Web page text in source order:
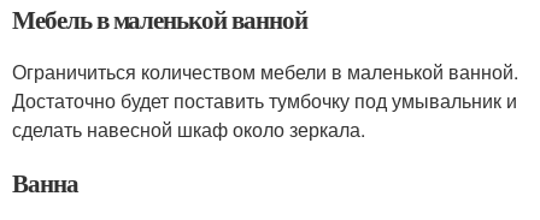
Мебель в маленькой ванной
Ограничиться количеством мебели в маленькой ванной.
Достаточно будет поставить тумбочку под умывальник и
сделать навесной шкаф около зеркала.
Ванна